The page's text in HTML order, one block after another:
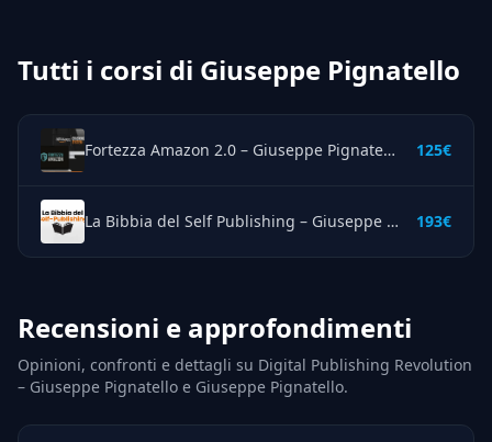
Tutti i corsi di Giuseppe Pignatello
Fortezza Amazon 2.0 – Giuseppe Pignatello 125€
La Bibbia del Self Publishing – Giuseppe Pignatello 193€
Recensioni e approfondimenti
Opinioni, confronti e dettagli su Digital Publishing Revolution
– Giuseppe Pignatello e Giuseppe Pignatello.